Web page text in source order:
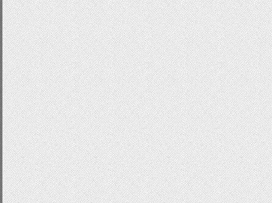
input[type="button"]:hover,input[
{
-webkit-box-shadow: 0 0 3px
-moz-box-shadow: 0 0 3px
box-shadow: 0 0 3px #333!important;
color:#7c9843!important;
}
input[type="button"]:active{
-webkit-box-shadow: 0 0px 6px
-moz-box-shadow: 0 0px 6px
box-shadow: 0 0px 6px
}
input[type="button"]:disabled{
color: #999!important;
}